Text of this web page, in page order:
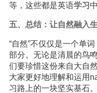
等，这些都是英语学习
五、总结：让自然融入
“自然”不仅仅是一个单
部分。无论是清晨的鸟
们要珍惜这份来自大自
大家更好地理解和运用
习路上的一块坚实基石。